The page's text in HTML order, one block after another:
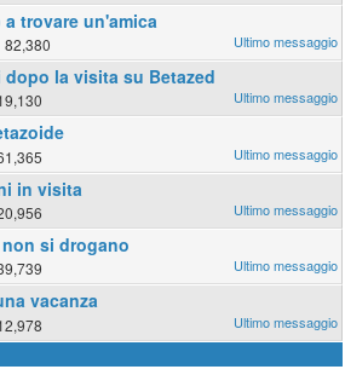
trovare un'amica
82,380
dopo la visita su Betazed
in visita
si drogano
vacanza